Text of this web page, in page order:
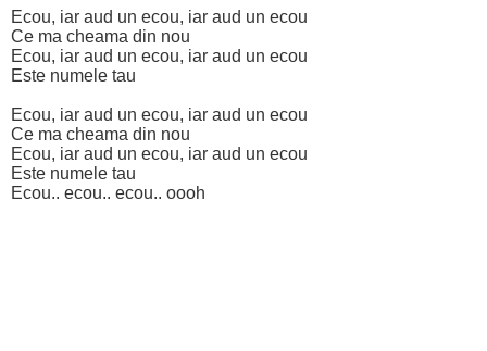
Ecou, iar aud un ecou, iar aud un ecou
Ce ma cheama din nou
Ecou, iar aud un ecou, iar aud un ecou
Este numele tau
Ecou, iar aud un ecou, iar aud un ecou
Ce ma cheama din nou
Ecou, iar aud un ecou, iar aud un ecou
Este numele tau
Ecou.. ecou.. ecou.. oooh